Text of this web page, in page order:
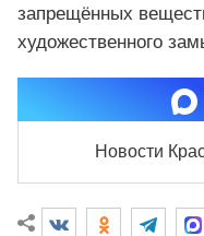
запрещённых
художественного
Новости